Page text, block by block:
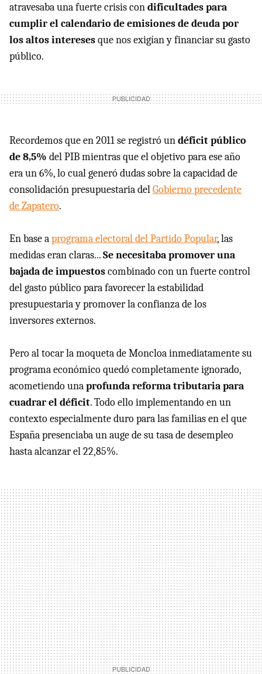
atravesaba una fuerte crisis condificultades para
cumplir el calendario de emisiones de deuda por
los altos interesesque nos exigían y financiar su gasto
público.
Recordemos que en 2011 se registró undéficit público
de 8,5% del PIB mientras que el objetivo para ese año
era un 6%, lo cual generó dudas sobre la capacidad de
consolidación presupuestaria delGobierno precedente
de Zapatero.
En base aprograma electoral del Partido Popular, las
medidas eran claras...Se necesitaba promover una
bajada de impuestoscombinado con un fuerte control
del gasto público para favorecer la estabilidad
presupuestaria y promover la confianza de los
inversores externos.
Pero al tocar la moqueta de Moncloa inmediatamente su
programa económico quedó completamente ignorado,
acometiendo unaprofunda reforma tributaria para
cuadrar el déficit. Todo ello implementando en un
contexto especialmente duro para las familias en el que
España presenciaba un auge de su tasa de desempleo
hasta alcanzar el 22,85%.